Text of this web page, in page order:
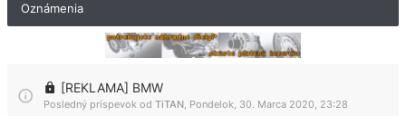
Oznámenia
[REKLAMA] BMW
Posledný príspevok od TiTAN Pondelok, 30. Marca 2020, 23:28